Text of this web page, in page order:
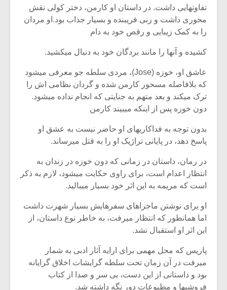
تفاوتهایی داشت. در داستان او کارمن، دختر کولی نقش
محوری داشت و زنی فریبنده و بسیار جذاب بود.او مردان
را به کمک زیبایی و رقص خود به دام
کشیده و آنها را مانند بردگان خود به دنبال میکشید.
عاشق او، خوزه (Jose)، مردی سلطه جو معرفی میشود
که بلافاصله مسحور کارمن شده و گردان نظامی اش را
ترک میکند و بعد متهم به جنایتی که انجام نداده میشود.
دون خوزه پس از اینکه میبیند کارمن
بدون توجه به فداکاریهای او حاضر نیست به عشق او
پاسخ دهد، در پایانی تراژیک او را به قتل میرساند.
در رمان، داستان در زمانی که دون خوزه در زندان به
انتظار اعدام است، برای راوی حکایت میشود، لازم به ذکر
است که مریمه به این اثر خود بسیار میبالید.
او برای نوشتن ماجراهای سفرهایش بسیار شهرت داشت
اما همانطور که انتظار میرفت، به خاطر نوع داستان، از
این اثر او استقبال نشد.
پاریس که محل مهمی برای ارایه آثار ادبی به شمار
میرفت در آن زمان تحت سلطه گرایشات اخلاق گرایانه
بود و داستانی از این دست، بی سر و صدا از کتاب
فروشیها و مطبوعات دور نگه داشته شد.
یادداشتی بر موسیقی
متن فیلم «متری
اگر نمی توانی
مشهورترین باشی،
بدنام ترین باش
دوره
سکانسی
موسیقی